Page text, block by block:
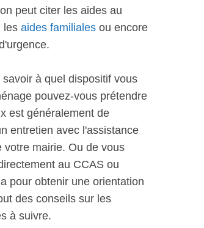
peut citer les aides au
les aides familiales ou encore
savoir à quel dispositif vous
pouvez-vous prétendre
est généralement de
entretien avec l'assistance
votre mairie. Ou de vous
au CCAS ou
pour obtenir une orientation
des conseils sur les
à suivre.